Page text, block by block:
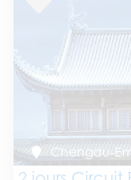
Chengdu-